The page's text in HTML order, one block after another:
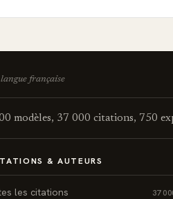
française
modèles, 37 000 citations, 750
& AUTEURS
les citations 37